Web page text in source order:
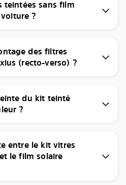
teintées sans film
?
des filtres
(recto-verso) ?
du kit teinté
?
entre le kit vitres
le film solaire